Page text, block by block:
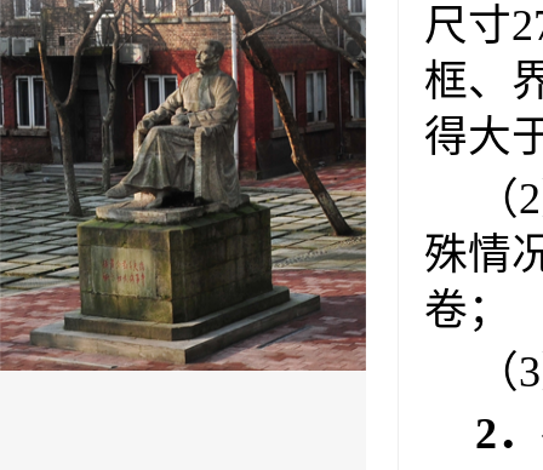
尺寸
框、
得大
殊情
卷；
2